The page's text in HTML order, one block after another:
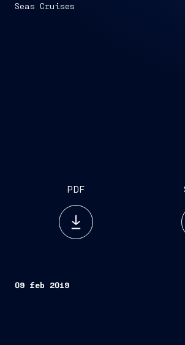
Seas Cruises
PDF
09 feb 2019